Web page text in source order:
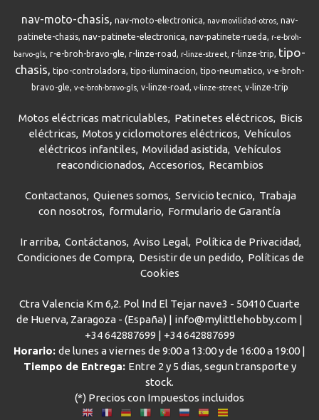
nav-moto-chasis nav-moto-electronica nav-movilidad-otros nav-
patinete-chasis nav-patinete-electronica nav-patinete-rueda
r-e-broh-
barvo-gls r-e-broh-bravo-gle r-linze-road r-linze-street r-linze-trip
tipo-
chasis
tipo-controladora tipo-iluminacion tipo-neumatico v-e-broh-
bravo-gle v-e-broh-bravo-gls v-linze-road v-linze-street v-linze-trip
Motos eléctricas matriculables Patinetes eléctricos
Bicis
eléctricas Motos y ciclomotores eléctricos Vehículos
eléctricos infantiles Movilidad asistida Vehículos
reacondicionados Accesorios Recambios
Contactanos Quienes somos Servicio tecnico
Trabaja
con nosotros
formulario Formulario de Garantía
Ir arriba Contáctanos Aviso Legal
Política de Privacidad
Condiciones de Compra Desistir de un pedido
Políticas de
Cookies
Ctra Valencia Km 6,2. Pol Ind El Tejar nave3 - 50410 Cuarte
de Huerva, Zaragoza - (España) | info@mylittlehobby.com |
+34 642887699 | +34 642887699
Horario: de lunes a viernes de 9:00 a 13:00 y de 16:00 a 19:00 |
Tiempo de Entrega: Entre 2 y 5 dias, segun transporte y
stock.
(*) Precios con Impuestos incluidos